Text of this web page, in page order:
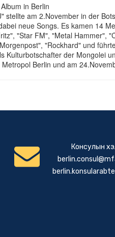
in Berlin
stellte am 2.November in der
neue Songs. Es kamen 14
"Star FM", "Metal Hammer",
"Rockhard" und
Kulturbotschafter der Mongolei
Berlin und am
Консулын